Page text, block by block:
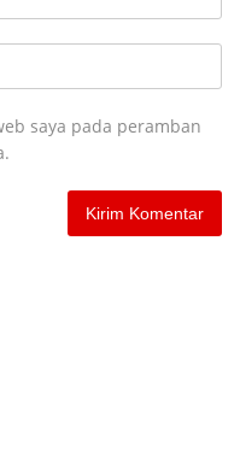
saya pada peramban